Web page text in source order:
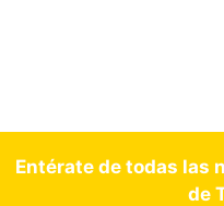
Entérate de todas las
de